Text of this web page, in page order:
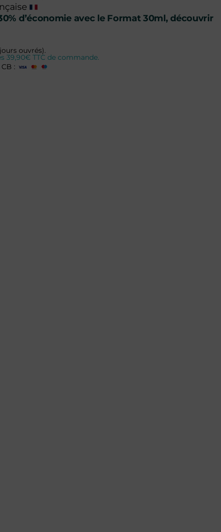
d’économie avec le Format 30ml, découvrir
ouvrés).
39,90€ TTC de commande.
: